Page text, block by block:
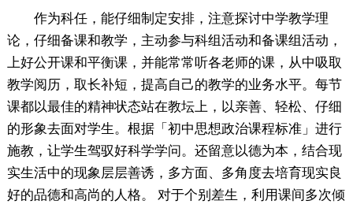
作为科任，能仔细制定安排，注意探讨中学教学理
论，仔细备课和教学，主动参与科组活动和备课组活动，
上好公开课和平衡课，并能常常听各老师的课，从中吸取
教学阅历，取长补短，提高自己的教学的业务水平。每节
课都以最佳的精神状态站在教坛上，以亲善、轻松、仔细
的形象去面对学生。根据「初中思想政治课程标准」进行
施教，让学生驾驭好科学学问。还留意以德为本，结合现
实生活中的现象层层善诱，多方面、多角度去培育现实良
好的品德和高尚的人格。 对于个别差生，利用课间多次倾